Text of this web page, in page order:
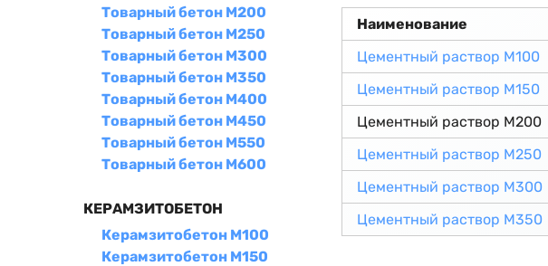
Товарный бетон М200
Товарный бетон М250
Товарный бетон М300
Товарный бетон М350
Товарный бетон М400
Товарный бетон М450
Товарный бетон М550
Товарный бетон М600
КЕРАМЗИТОБЕТОН
Керамзитобетон М100
Керамзитобетон М150
Наименование
Цементный раствор М100
Цементный раствор М150
Цементный раствор М200
Цементный раствор М250
Цементный раствор М300
Цементный раствор М350